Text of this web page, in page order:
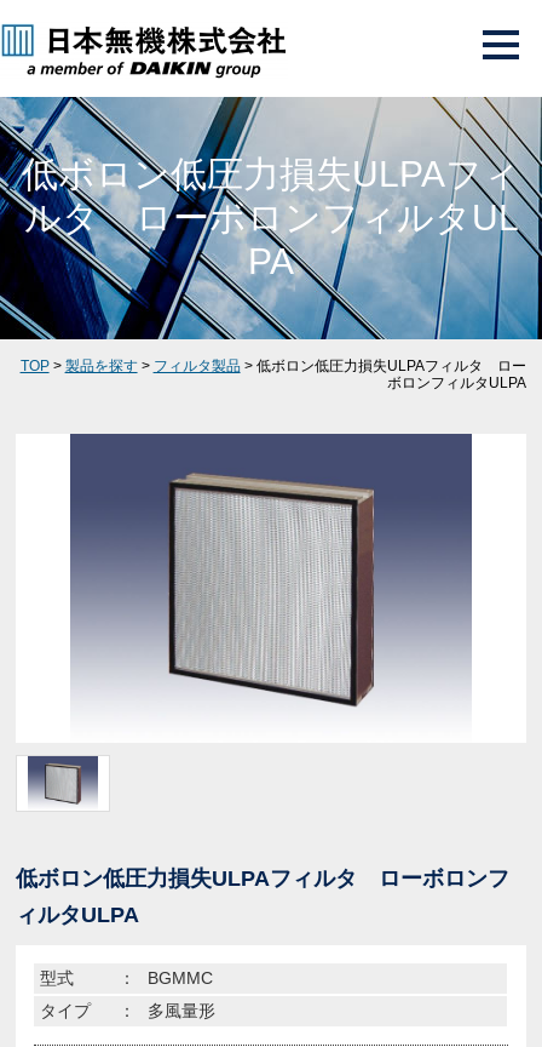
低ボロン低圧力損失ULPAフィ
ルタ ローボロンフィルタUL
PA
TOP> 製品を探す> フィルタ製品> 低ボロン低圧力損失ULPAフィルタ ロー
ボロンフィルタULPA
低ボロン低圧力損失ULPAフィルタ ローボロンフ
ィルタULPA
型式 ：
BGMMC
タイプ
： 多風量形